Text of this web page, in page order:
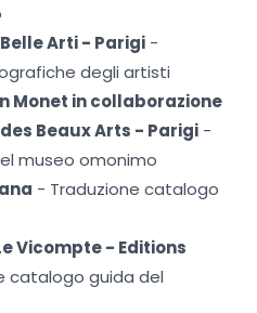
Arti - Parigi -
degli artisti
Monet in collaborazione
Beaux Arts - Parigi -
museo omonimo
- Traduzione catalogo
Vicompte - Editions
catalogo guida del